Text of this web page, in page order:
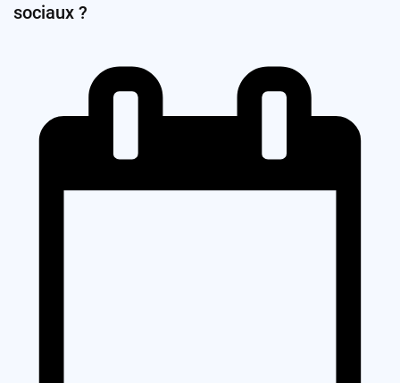
sociaux ?